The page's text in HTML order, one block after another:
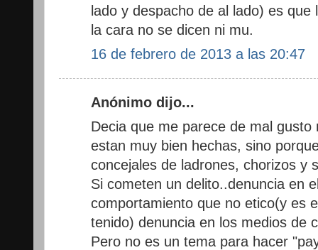
lado y despacho de al lado) es
la cara no se dicen ni mu.
16 de febrero de 2013 a las 20:47
Anónimo dijo...
Decia que me parece de mal
estan muy bien hechas, sino
concejales de ladrones, chorizos y
Si cometen un delito..denuncia en
comportamiento que no etico(y es
tenido) denuncia en los medios de
Pero no es un tema para hacer